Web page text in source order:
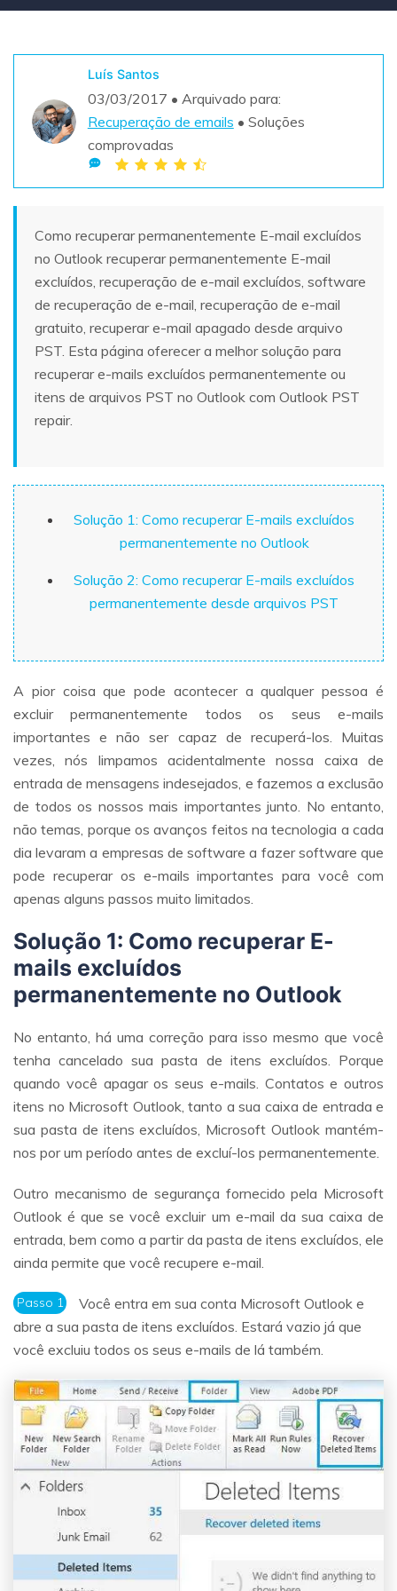
Teste Grátis
Recoverit Grátis
Recupere dados perdidos/excluídos gratuitamente
Teste Grátis
Outros Produtos
Repairit - Reparar Dados
UBackit - Backup de Dados
search
Teste Online
Luís Santos
03/03/2017 • Arquivado para:
Recuperação de emails • Soluções
comprovadas
Como recuperar permanentemente E-mail excluídos
no Outlook recuperar permanentemente E-mail
excluídos, recuperação de e-mail excluídos, software
de recuperação de e-mail, recuperação de e-mail
gratuito, recuperar e-mail apagado desde arquivo
PST. Esta página oferecer a melhor solução para
recuperar e-mails excluídos permanentemente ou
itens de arquivos PST no Outlook com Outlook PST
repair.
Solução 1: Como recuperar E-mails excluídos
permanentemente no Outlook
Solução 2: Como recuperar E-mails excluídos
permanentemente desde arquivos PST
A pior coisa que pode acontecer a qualquer pessoa é
excluir permanentemente todos os seus e-mails
importantes e não ser capaz de recuperá-los. Muitas
vezes, nós limpamos acidentalmente nossa caixa de
entrada de mensagens indesejados, e fazemos a exclusão
de todos os nossos mais importantes junto. No entanto,
não temas, porque os avanços feitos na tecnologia a cada
dia levaram a empresas de software a fazer software que
pode recuperar os e-mails importantes para você com
apenas alguns passos muito limitados.
Solução 1: Como recuperar E-
mails excluídos
permanentemente no Outlook
No entanto, há uma correção para isso mesmo que você
tenha cancelado sua pasta de itens excluídos. Porque
quando você apagar os seus e-mails. Contatos e outros
itens no Microsoft Outlook, tanto a sua caixa de entrada e
sua pasta de itens excluídos, Microsoft Outlook mantém-
nos por um período antes de excluí-los permanentemente.
Outro mecanismo de segurança fornecido pela Microsoft
Outlook é que se você excluir um e-mail da sua caixa de
entrada, bem como a partir da pasta de itens excluídos, ele
ainda permite que você recupere e-mail.
Passo 1
Você entra em sua conta Microsoft Outlook e
abre a sua pasta de itens excluídos. Estará vazio já que
você excluiu todos os seus e-mails de lá também.